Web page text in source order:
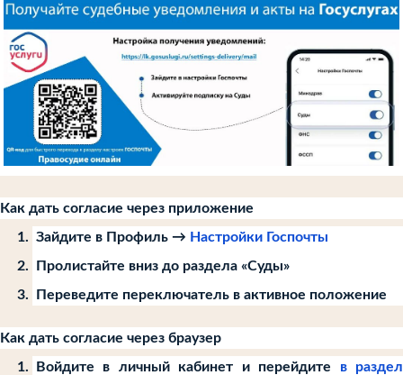
Как дать согласие через приложение
Зайдите в Профиль → Настройки Госпочты
Пролистайте вниз до раздела «Суды»
Переведите переключатель в активное положение
Как дать согласие через браузер
Войдите в личный кабинет и перейдите в раздел